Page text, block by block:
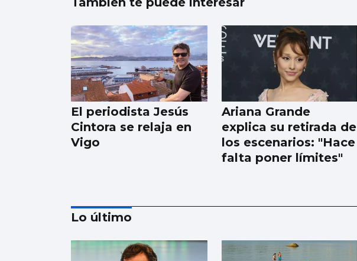
El periodista Jesús
Cintora se relaja en
Vigo
Ariana Grande
explica su retirada de
los escenarios: "Hace
falta poner límites"
Lo último